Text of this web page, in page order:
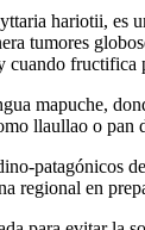
hariotii, es
tumores
cuando
mapuche,
llaullao o
patagónicos
regional en